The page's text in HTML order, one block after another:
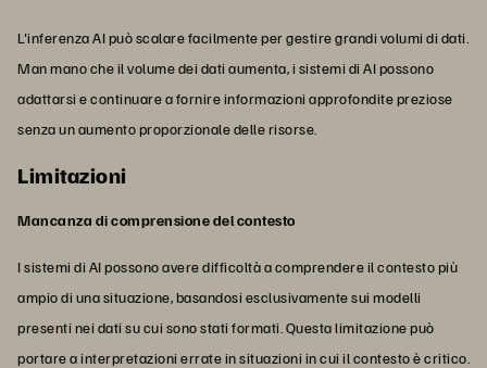
L'inferenza AI può scalare facilmente per gestire grandi volumi di dati.
Man mano che il volume dei dati aumenta, i sistemi di AI possono
adattarsi e continuare a fornire informazioni approfondite preziose
senza un aumento proporzionale delle risorse.
Limitazioni
Mancanza di comprensione del contesto
I sistemi di AI possono avere difficoltà a comprendere il contesto più
ampio di una situazione, basandosi esclusivamente sui modelli
presenti nei dati su cui sono stati formati. Questa limitazione può
portare a interpretazioni errate in situazioni in cui il contesto è critico.